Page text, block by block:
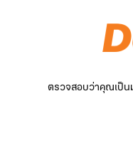
ตรวจสอบว่าคุณเป็น